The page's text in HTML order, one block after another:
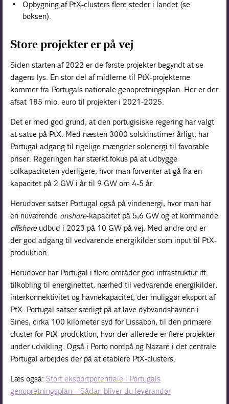
Opbygning af PtX-clusters flere steder i landet (se
boksen).
Store projekter er på vej
Siden starten af 2022 er de første projekter begyndt at se
dagens lys. En stor del af midlerne til PtX-projekterne
kommer fra Portugals nationale genopretningsplan. Her er der
afsat 185 mio. euro til projekter i 2021-2025.
Det er med god grund, at den portugisiske regering har valgt
at satse på PtX. Med næsten 3000 solskinstimer årligt, har
Portugal adgang til rigelige mængder solenergi til favorable
priser. Regeringen har stærkt fokus på at udbygge
solkapaciteten yderligere, hvor man forventer at gå fra en
kapacitet på 2 GW i år til 9 GW om 4-5 år.
Herudover satser Portugal også på vindenergi, hvor man har
en nuværende onshore-kapacitet på 5,6 GW og et kommende
offshoreudbud i 2023 på 10 GW på vej. Med andre ord er
der god adgang til vedvarende energikilder som input til PtX-
produktion.
Herudover har Portugal i flere områder god infrastruktur ift.
tilkobling til energinettet, nærhed til vedvarende energikilder,
interkonnektivitet og havnekapacitet, der muliggør eksport af
PtX. Portugal satser særligt på at lave dybvandshavnen i
Sines, cirka 100 kilometer syd for Lissabon, til den primære
cluster for PtX-produktion, hvor der allerede er flere projekter
under udvikling. Også i Porto nordpå og Nazaré i det centrale
Portugal arbejdes der på at etablere PtX-clusters.
Læs også:Stort eksportpotentiale i Portugals
genopretningsplan – Sådan bliver du leverandør